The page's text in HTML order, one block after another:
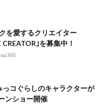
を愛するクリエイター
CREATOR｣を募集中！
コぐらしのキャラクターが
ンショー開催